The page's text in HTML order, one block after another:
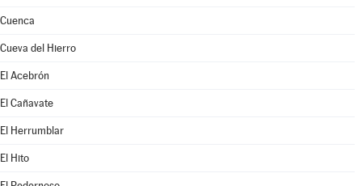
Cuenca
Cueva del Hierro
El Acebrón
El Cañavate
El Herrumblar
El Hito